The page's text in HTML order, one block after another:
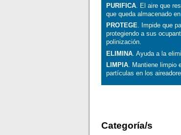
PURIFICA . El aire que
que queda almacenado
PROTEGE. Impide que
protegiendo a sus
polinización.
ELIMINA . Ayuda a la
LIMPIA . Mantiene
partículas en los
Categoría/s